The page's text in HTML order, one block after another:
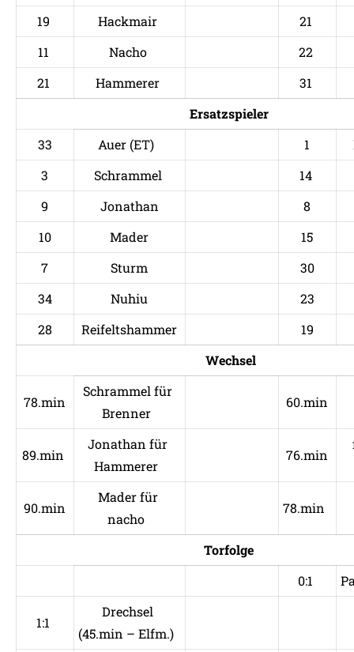
19
Hackmair
21
11
Nacho
22
21
Hammerer
31
Ersatzspieler
33
Auer (ET) 1
3
Schrammel
14
9
Jonathan 8
10
Mader
15
7
Sturm
30
34
Nuhiu
23
28
Reifeltshammer
19
Wechsel
78.min
Schrammel für
Brenner
60.min
89.min
Jonathan für
Hammerer
76.min
90.min
Mader für
nacho
78.min
Torfolge
0:1
1:1
Drechsel
(45.min – Elfm.)